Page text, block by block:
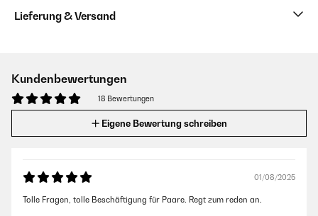
Lieferung & Versand
Kundenbewertungen
18 Bewertungen
Eigene Bewertung schreiben
01/08/2025
Tolle Fragen, tolle Beschäftigung für Paare. Regt zum reden an.